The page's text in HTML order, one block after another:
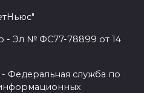
- Эл № ФС77-78899 от 14
Федеральная служба по